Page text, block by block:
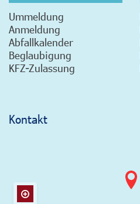
Ummeldung
Anmeldung
Abfallkalender
Beglaubigung
KFZ-Zulassung
Kontakt